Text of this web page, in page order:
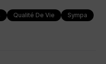
Qualité De Vie
Sympa